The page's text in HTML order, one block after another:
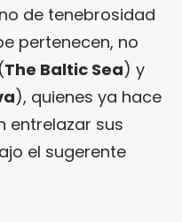
de tenebrosidad
pertenecen, no
(The Baltic Sea) y
), quienes ya hace
entrelazar sus
el sugerente